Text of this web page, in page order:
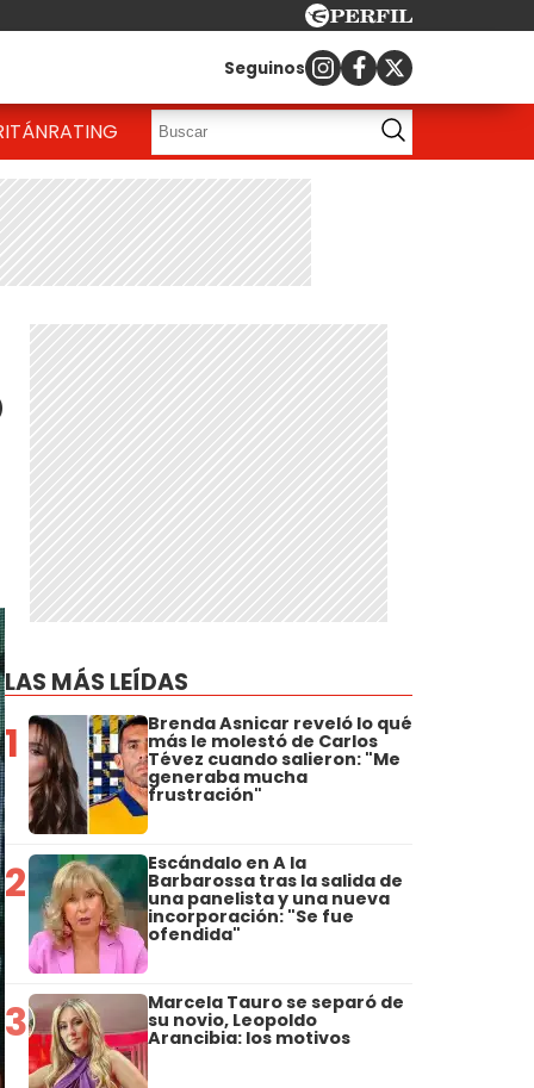
Seguinos
RATING
LAS MÁS LEÍDAS
1 Brenda Asnicar reveló lo qué
más le molestó de Carlos
Tévez cuando salieron: "Me
generaba mucha
frustración"
2 Escándalo en A la
Barbarossa tras la salida de
una panelista y una nueva
incorporación: "Se fue
ofendida"
3 Marcela Tauro se separó de
su novio, Leopoldo
Arancibia: los motivos